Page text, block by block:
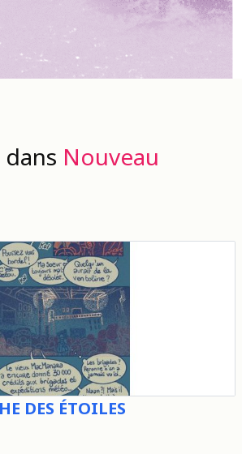
Nouveau
DES ÉTOILES